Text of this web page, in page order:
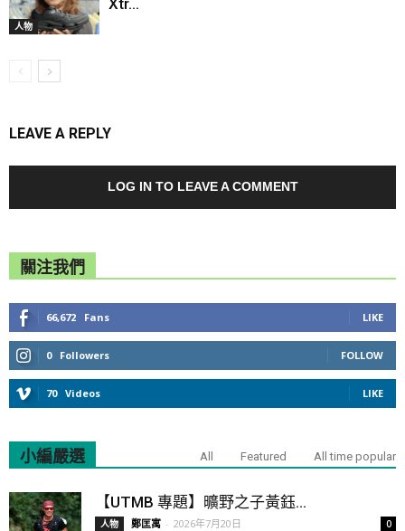
人物
LEAVE A REPLY
LOG IN TO LEAVE A COMMENT
關注我們
66,672 Fans LIKE
0 Followers FOLLOW
70 Videos LIKE
小編嚴選 All Featured All time popular
【UTMB 專題】曠野之子黃鈺...
人物 鄭匡寓 - 2026年7月20日 0